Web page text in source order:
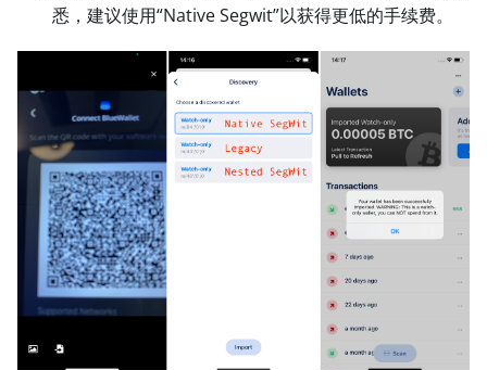
悉，建议使用“Native Segwit”以获得更低的手续费。